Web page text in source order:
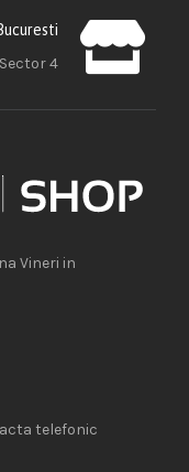
4
Vineri in
telefonic